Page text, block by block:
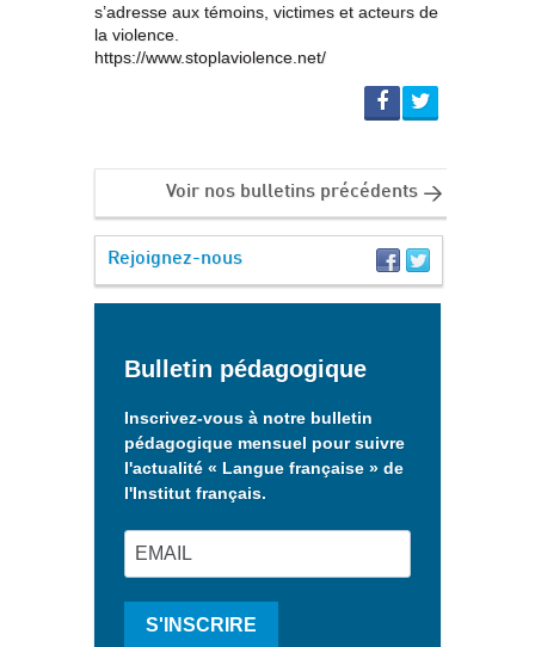
s’adresse aux témoins, victimes et acteurs de
la violence.
https://www.stoplaviolence.net/
Voir nos bulletins précédents
Rejoignez-nous
Bulletin pédagogique
Inscrivez-vous à notre bulletin
pédagogique mensuel pour suivre
l'actualité « Langue française » de
l'Institut français.
S'INSCRIRE